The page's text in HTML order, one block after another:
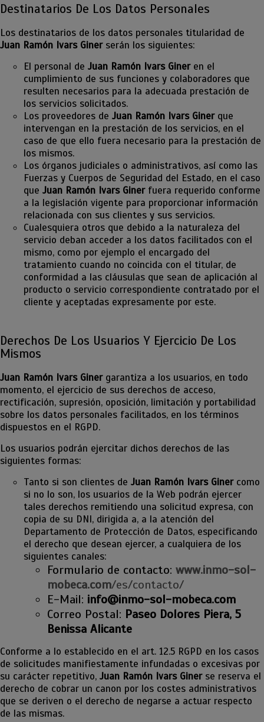
Destinatarios De Los Datos Personales
Los destinatarios de los datos personales titularidad de
Juan Ramón Ivars Ginerserán los siguientes:
El personal de Juan Ramón Ivars Gineren el
cumplimiento de sus funciones y colaboradores que
resulten necesarios para la adecuada prestación de
los servicios solicitados.
Los proveedores de Juan Ramón Ivars Ginerque
intervengan en la prestación de los servicios, en el
caso de que ello fuera necesario para la prestación de
los mismos.
Los órganos judiciales o administrativos, así como las
Fuerzas y Cuerpos de Seguridad del Estado, en el caso
que Juan Ramón Ivars Ginerfuera requerido conforme
a la legislación vigente para proporcionar información
relacionada con sus clientes y sus servicios.
Cualesquiera otros que debido a la naturaleza del
servicio deban acceder a los datos facilitados con el
mismo, como por ejemplo el encargado del
tratamiento cuando no coincida con el titular, de
conformidad a las cláusulas que sean de aplicación al
producto o servicio correspondiente contratado por el
cliente y aceptadas expresamente por este.
Derechos De Los Usuarios Y Ejercicio De Los
Mismos
Juan Ramón Ivars Ginergarantiza a los usuarios, en todo
momento, el ejercicio de sus derechos de acceso,
rectificación, supresión, oposición, limitación y portabilidad
sobre los datos personales facilitados, en los términos
dispuestos en el RGPD.
Los usuarios podrán ejercitar dichos derechos de las
siguientes formas:
Tanto si son clientes de Juan Ramón Ivars Ginercomo
si no lo son, los usuarios de la Web podrán ejercer
tales derechos remitiendo una solicitud expresa, con
copia de su DNI, dirigida a, a la atención del
Departamento de Protección de Datos, especificando
el derecho que desean ejercer, a cualquiera de los
siguientes canales:
Formulario de contacto: www.inmo-sol-
mobeca.com/es/contacto/
E-Mail: info@inmo-sol-mobeca.com
Correo Postal: Paseo Dolores Piera, 5
Benissa Alicante
Conforme a lo establecido en el art. 12.5 RGPD en los casos
de solicitudes manifiestamente infundadas o excesivas por
su carácter repetitivo, Juan Ramón Ivars Ginerse reserva el
derecho de cobrar un canon por los costes administrativos
que se deriven o el derecho de negarse a actuar respecto
de las mismas.